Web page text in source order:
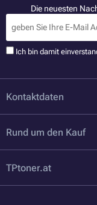
Die neuesten
Ich bin damit
Kontaktdaten
Rund um den Kauf
TPtoner.at